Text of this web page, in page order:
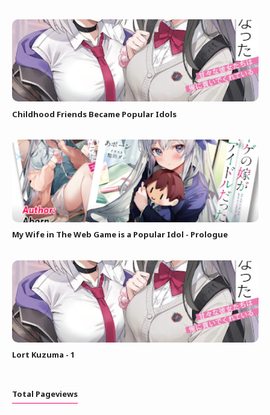
Childhood Friends Became Popular Idols
My Wife in The Web Game is a Popular Idol - Prologue
Lort Kuzuma - 1
Total Pageviews